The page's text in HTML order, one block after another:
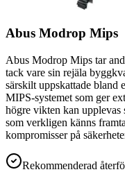
Abus Modrop Mips
Abus Modrop Mips tar
tack vare sin rejäla
särskilt uppskattade bland
MIPS-systemet som ger
högre vikten kan
som verkligen känns
kompromisser på
Rekommenderad